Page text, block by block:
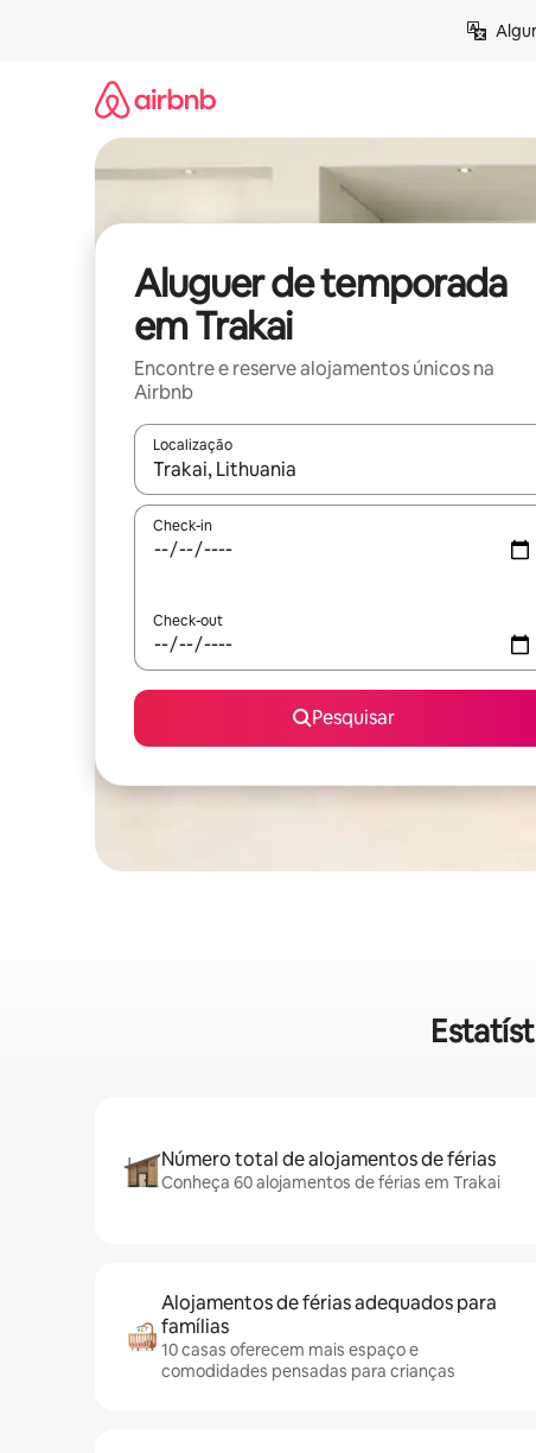
Aluguer de temporada
em Trakai
Encontre e reserve alojamentos únicos na
Airbnb
Localização
Quando os resultados estiverem disponíveis,
Check-in
Check-out
Pesquisar
Número total de alojamentos de férias
Conheça 60 alojamentos de férias em Trakai
Alojamentos de férias adequados para
famílias
10 casas oferecem mais espaço e
comodidades pensadas para crianças